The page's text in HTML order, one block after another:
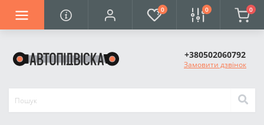
0 0 0
+380502060792
Замовити дзвінок